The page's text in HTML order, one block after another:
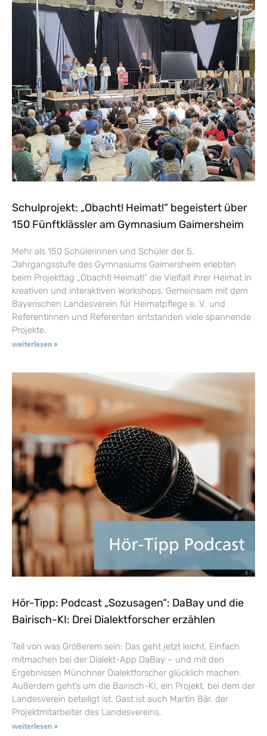
Schulprojekt: „Obacht! Heimat!“ begeistert über
150 Fünftklässler am Gymnasium Gaimersheim
Mehr als 150 Schülerinnen und Schüler der 5.
Jahrgangsstufe des Gymnasiums Gaimersheim erlebten
beim Projekttag „Obacht! Heimat!“ die Vielfalt ihrer Heimat in
kreativen und interaktiven Workshops. Gemeinsam mit dem
Bayerischen Landesverein für Heimatpflege e. V. und
Referentinnen und Referenten entstanden viele spannende
Projekte.
weiterlesen »
Hör-Tipp: Podcast „Sozusagen“: DaBay und die
Bairisch-KI: Drei Dialektforscher erzählen
Teil von was Größerem sein: Das geht jetzt leicht. Einfach
mitmachen bei der Dialekt-App DaBay – und mit den
Ergebnissen Münchner Dialektforscher glücklich machen.
Außerdem geht’s um die Bairisch-KI, ein Projekt, bei dem der
Landesverein beteiligt ist. Gast ist auch Martin Bär, der
Projektmitarbeiter des Landesvereins.
weiterlesen »